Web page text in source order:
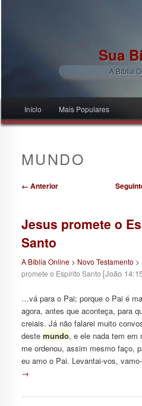
Sua
A Bíblia
Pular para o conteúdo principal
Pular para o conteúdo secundário
Início Mais Populares
MUNDO
Navegação de posts
← Anterior
Jesus promete o
Santo
A Bíblia Online> Novo Testamento >
promete o Espírito Santo [João
…vá para o Pai; porque o Pai é
agora, antes que aconteça, para
creiais. Já não falarei muito
deste mundo, e ele nada tem em
me ordenou, assim mesmo faço,
eu amo o Pai. Levantai-vos,
→